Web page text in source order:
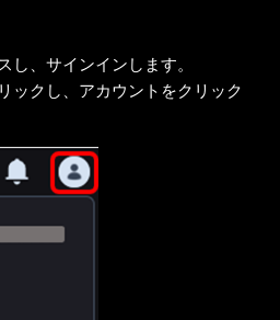
、サインインします。
ックし、アカウントをクリック